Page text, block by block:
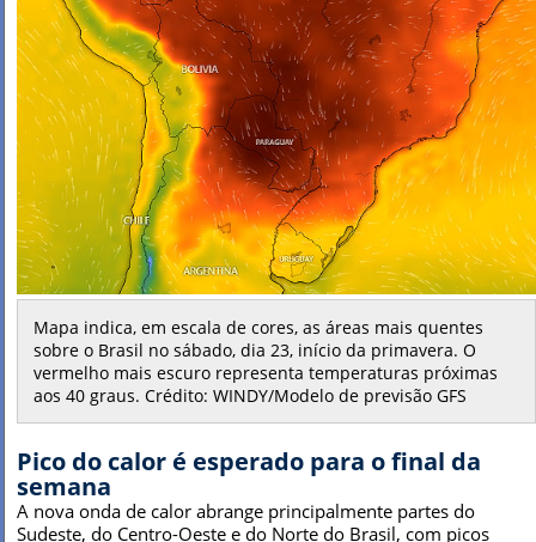
Mapa indica, em escala de cores, as áreas mais quentes
sobre o Brasil no sábado, dia 23, início da primavera. O
vermelho mais escuro representa temperaturas próximas
aos 40 graus. Crédito: WINDY/Modelo de previsão GFS
Pico do calor é esperado para o final da
semana
A nova onda de calor abrange principalmente partes do
Sudeste, do Centro-Oeste e do Norte do Brasil, com picos